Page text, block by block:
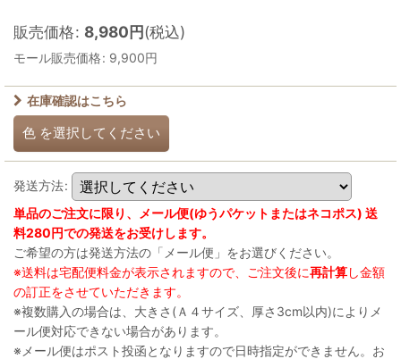
販売価格: 8,980円(税込)
モール販売価格: 9,900円
在庫確認はこちら
色 を選択してください
発送方法:
単品のご注文に限り、メール便(ゆうパケットまたはネコポス) 送
料280円での発送をお受けします。
ご希望の方は発送方法の「メール便」をお選びください。
※送料は宅配便料金が表示されますので、ご注文後に再計算し金額
の訂正をさせていただきます。
※複数購入の場合は、大きさ(Ａ４サイズ、厚さ3cm以内)によりメ
ール便対応できない場合があります。
※メール便はポスト投函となりますので日時指定ができません。お